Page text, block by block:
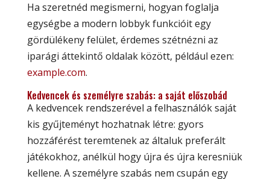
Ha szeretnéd megismerni, hogyan foglalja
egységbe a modern lobbyk funkcióit egy
gördülékeny felület, érdemes szétnézni az
iparági áttekintő oldalak között, például ezen:
example.com.
Kedvencek és személyre szabás: a saját előszobád
A kedvencek rendszerével a felhasználók saját
kis gyűjteményt hozhatnak létre: gyors
hozzáférést teremtenek az általuk preferált
játékokhoz, anélkül hogy újra és újra keresniük
kellene. A személyre szabás nem csupán egy